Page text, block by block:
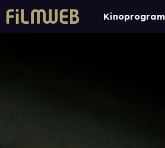
Kinoprogram